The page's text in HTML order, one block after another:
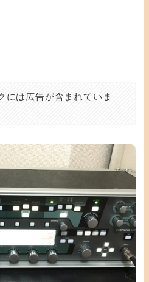
には広告が含まれていま